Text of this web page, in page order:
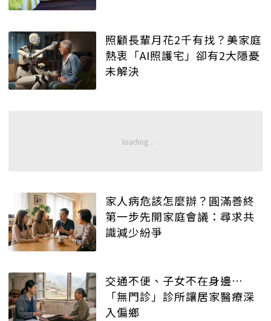
照顧長輩月花2千有找？美家庭
熱衷「AI照護宅」卻有2大隱憂
未解決
家人病危該怎麼辦？圓滿善終
第一步先開家庭會議：尋求共
識減少紛爭
交通不便、子女不在身邊…
「無門診」診所讓居家醫療深
入偏鄉